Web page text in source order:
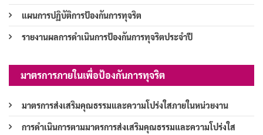
แผนการปฏิบัติการป้องกันการทุจริต
รายงานผลการดำเนินการป้องกันการทุจริตประจำปี
มาตรการภายในเพื่อป้องกันการทุจริต
มาตรการส่งเสริมคุณธรรมและความโปร่งใสภายในหน่วยงาน
การดำเนินการตามมาตรการส่งเสริมคุณธรรมและความโปร่งใส